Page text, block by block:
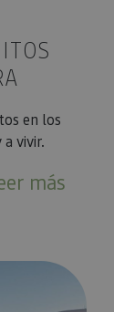
en los
a vivir.
más
en Navarra